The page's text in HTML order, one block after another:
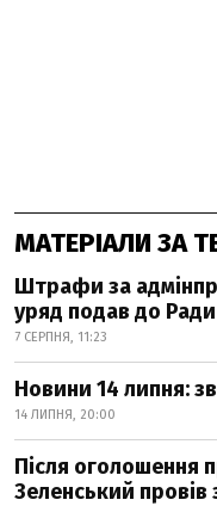
МАТЕРІАЛИ ЗА
Штрафи за
уряд подав до
7 СЕРПНЯ, 11:23
Новини 14 липня:
14 ЛИПНЯ, 20:00
Після оголошення
Зеленський провів